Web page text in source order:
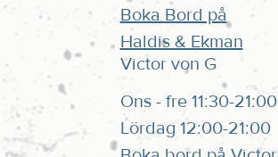
Boka Bord på
Haldis & Ekman
Victor von G
Ons - fre 11:30-21:00
Lördag 12:00-21:00